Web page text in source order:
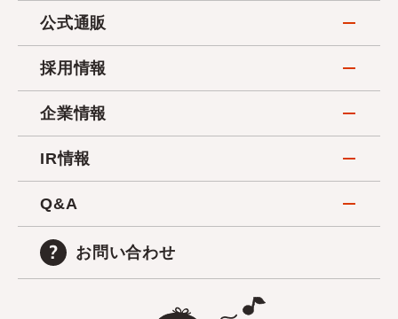
公式通販
採用情報
企業情報
IR情報
Q&A
お問い合わせ